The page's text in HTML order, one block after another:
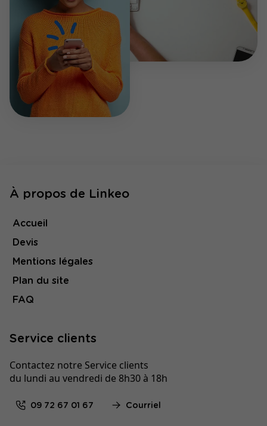
À propos de Linkeo
Accueil
Devis
Mentions légales
Plan du site
FAQ
Service clients
Contactez notre Service clients
du lundi au vendredi de 8h30 à 18h
09 72 67 01 67 Courriel